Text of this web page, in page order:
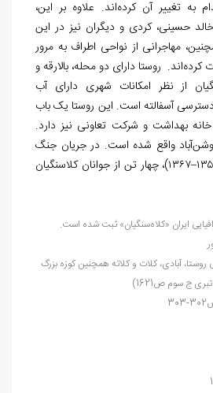
به تغییر آن کرده‌اند. علاوه بر این،
خالد حسینی، کردی و دیگران نیز در این
مهاجرانی از نواحی اطراف به مرور
کرده‌اند. روستا دارای دو محله، بالارقه و
از نظر امکانات شهری دارای آب
دسترسی آسفالته است. این روستا یک باب
خانه بهداشت و شرکت تعاونی نیز دارد.
روشن‌آباد واقع شده است. در جریان جنگ
تحمیلی ایران و عراق (۱۳۵۹–۱۳۶۷)، چهار تن از جوانان کلاسنگیان
ایران «کلاه‌سنگیان» ثبت شده است.
روستا، آبادی، کلات و کلاته همچنین کوزه بزرگ
ج سوم ص1621)